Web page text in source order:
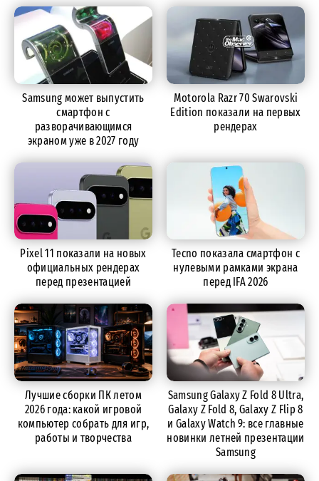
Samsung может выпустить
смартфон с
разворачивающимся
экраном уже в 2027 году
Motorola Razr 70 Swarovski
Edition показали на первых
рендерах
Pixel 11 показали на новых
официальных рендерах
перед презентацией
Tecno показала смартфон с
нулевыми рамками экрана
перед IFA 2026
Лучшие сборки ПК летом
2026 года: какой игровой
компьютер собрать для игр,
работы и творчества
Samsung Galaxy Z Fold 8 Ultra,
Galaxy Z Fold 8, Galaxy Z Flip 8
и Galaxy Watch 9: все главные
новинки летней презентации
Samsung